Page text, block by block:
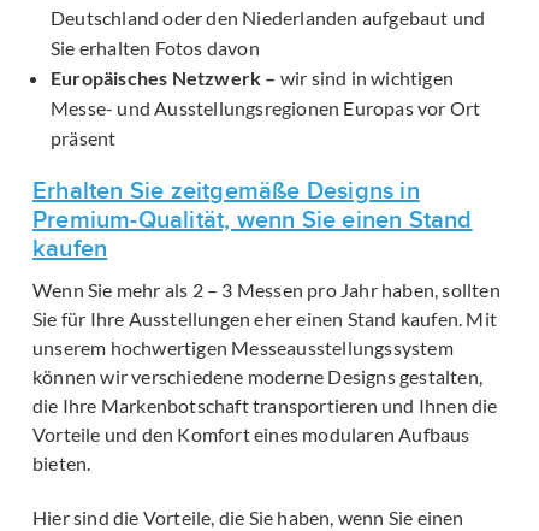
Deutschland oder den Niederlanden aufgebaut und
Sie erhalten Fotos davon
Europäisches Netzwerk – wir sind in wichtigen
Messe- und Ausstellungsregionen Europas vor Ort
präsent
Erhalten Sie zeitgemäße Designs in
Premium-Qualität, wenn Sie einen Stand
kaufen
Wenn Sie mehr als 2 – 3 Messen pro Jahr haben, sollten
Sie für Ihre Ausstellungen eher einen Stand kaufen. Mit
unserem hochwertigen Messeausstellungssystem
können wir verschiedene moderne Designs gestalten,
die Ihre Markenbotschaft transportieren und Ihnen die
Vorteile und den Komfort eines modularen Aufbaus
bieten.
Hier sind die Vorteile, die Sie haben, wenn Sie einen